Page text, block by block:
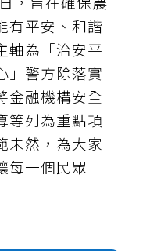
有平安、和諧
軸為「治安平
」警方除落實
金融機構安全
等列為重點項
未然，為大家
每一個民眾